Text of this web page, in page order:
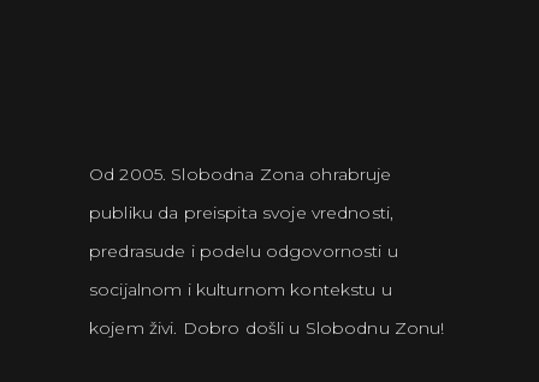
Od 2005. Slobodna Zona ohrabruje
publiku da preispita svoje vrednosti,
predrasude i podelu odgovornosti u
socijalnom i kulturnom kontekstu u
kojem živi. Dobro došli u Slobodnu Zonu!